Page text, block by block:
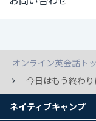
オンライン英会話ト
今日はもう終わ
ネイティブキャンプ